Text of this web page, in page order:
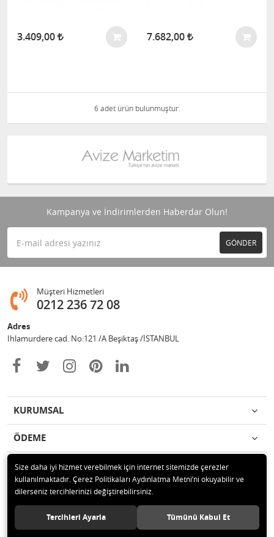
3.409,00 7.682,00
6 adet ürün bulunmuştur.
Kampanya ve İndirimlerden Haberdar Olun!
GÖNDER
Müşteri Hizmetleri
0212 236 72 08
Adres
Ihlamurdere cad. No:121 /A Beşiktaş /İSTANBUL
KURUMSAL
ÖDEME
İLETİŞİM
© 2020 Avize Marketim Tüm hakları saklıdır.
Size daha iyi hizmet verebilmek için internet sitemizde çerezler
kullanılmaktadır. Çerez Politikaları Aydınlatma Metni’ni okuyabilir ve
dilerseniz tercihlerinizi değiştirebilirsiniz.
Tercihleri Ayarla Tümünü Kabul Et